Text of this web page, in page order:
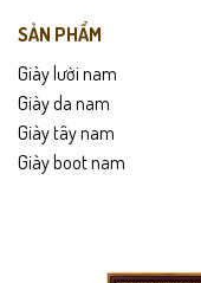
SẢN PHẨM
Giày lười nam
Giày da nam
Giày tây nam
Giày boot nam